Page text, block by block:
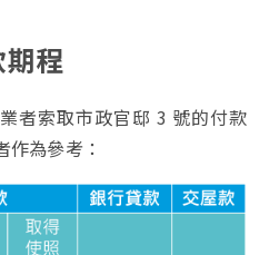
程
者索取市政官邸 3 號的付款
為參考：